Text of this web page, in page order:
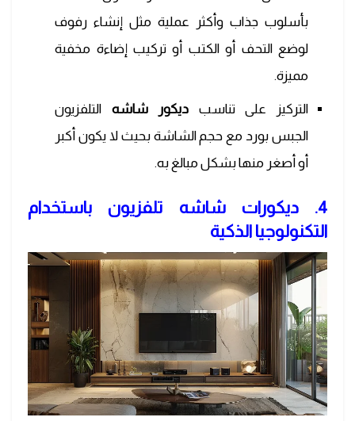
بأسلوب جذاب وأكثر عملية مثل إنشاء رفوف
لوضع التحف أو الكتب أو تركيب إضاءة مخفية
مميزة.
التركيز على تناسب ديكور شاشه التلفزيون
الجبس بورد مع حجم الشاشة بحيث لا يكون أكبر
أو أصغر منها بشكل مبالغ به.
4. ديكورات شاشه تلفزيون باستخدام
التكنولوجيا الذكية